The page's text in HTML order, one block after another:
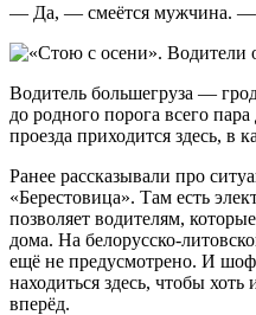
— Да, — смеётся мужчина. —
Водитель большегруза —
до родного порога всего
проезда приходится здесь, в
Ранее рассказывали про
«Берестовица». Там есть
позволяет водителям,
дома. На белорусско-
ещё не предусмотрено. И
находиться здесь, чтобы
вперёд.